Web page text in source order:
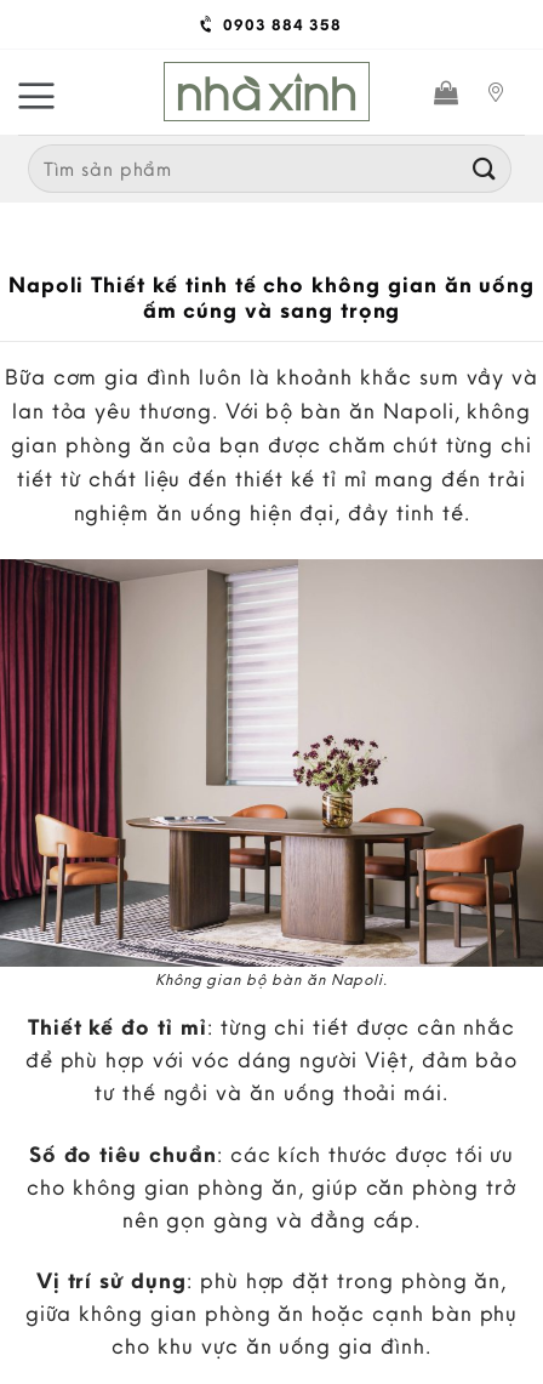
content
0903 884 358
Search
for:
Napoli Thiết kế tinh tế cho không gian ăn uống
ấm cúng và sang trọng
Bữa cơm gia đình luôn là khoảnh khắc sum vầy và
lan tỏa yêu thương. Với bộ bàn ăn Napoli, không
gian phòng ăn của bạn được chăm chút từng chi
tiết từ chất liệu đến thiết kế tỉ mỉ mang đến trải
nghiệm ăn uống hiện đại, đầy tinh tế.
Không gian bộ bàn ăn Napoli.
Thiết kế đo tỉ mỉ: từng chi tiết được cân nhắc
để phù hợp với vóc dáng người Việt, đảm bảo
tư thế ngồi và ăn uống thoải mái.
Số đo tiêu chuẩn: các kích thước được tối ưu
cho không gian phòng ăn, giúp căn phòng trở
nên gọn gàng và đẳng cấp.
Vị trí sử dụng: phù hợp đặt trong phòng ăn,
giữa không gian phòng ăn hoặc cạnh bàn phụ
cho khu vực ăn uống gia đình.